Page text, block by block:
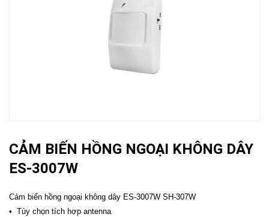
CẢM BIẾN HỒNG NGOẠI KHÔNG DÂY
ES-3007W
Cảm biến hồng ngoại không dây ES-3007W SH-307W
• Tùy chọn tích hợp antenna